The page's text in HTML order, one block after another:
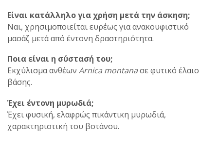
Είναι κατάλληλο για χρήση μετά την άσκηση;
Ναι, χρησιμοποιείται ευρέως για ανακουφιστικό
μασάζ μετά από έντονη δραστηριότητα.
Ποια είναι η σύστασή του;
Εκχύλισμα ανθέων Arnica montanaσε φυτικό έλαιο
βάσης.
Έχει έντονη μυρωδιά;
Έχει φυσική, ελαφρώς πικάντικη μυρωδιά,
χαρακτηριστική του βοτάνου.